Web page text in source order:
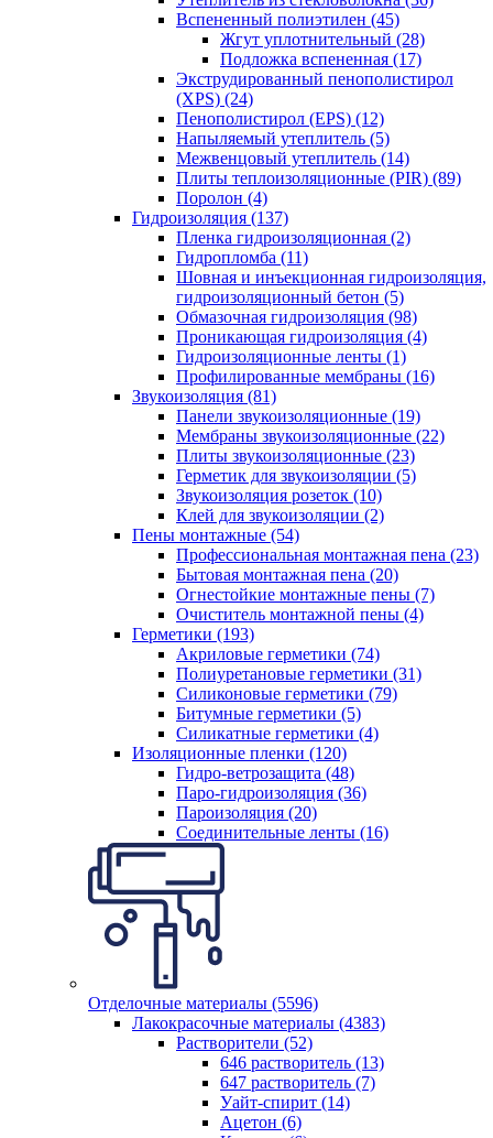
Вспененный полиэтилен (45)
Жгут уплотнительный (28)
Подложка вспененная (17)
Экструдированный пенополистирол
(XPS) (24)
Пенополистирол (EPS) (12)
Напыляемый утеплитель (5)
Межвенцовый утеплитель (14)
Плиты теплоизоляционные (PIR) (89)
Поролон (4)
Гидроизоляция (137)
Пленка гидроизоляционная (2)
Гидропломба (11)
Шовная и инъекционная гидроизоляция,
гидроизоляционный бетон (5)
Обмазочная гидроизоляция (98)
Проникающая гидроизоляция (4)
Гидроизоляционные ленты (1)
Профилированные мембраны (16)
Звукоизоляция (81)
Панели звукоизоляционные (19)
Мембраны звукоизоляционные (22)
Плиты звукоизоляционные (23)
Герметик для звукоизоляции (5)
Звукоизоляция розеток (10)
Клей для звукоизоляции (2)
Пены монтажные (54)
Профессиональная монтажная пена (23)
Бытовая монтажная пена (20)
Огнестойкие монтажные пены (7)
Очиститель монтажной пены (4)
Герметики (193)
Акриловые герметики (74)
Полиуретановые герметики (31)
Силиконовые герметики (79)
Битумные герметики (5)
Силикатные герметики (4)
Изоляционные пленки (120)
Гидро-ветрозащита (48)
Паро-гидроизоляция (36)
Пароизоляция (20)
Соединительные ленты (16)
Отделочные материалы (5596)
Лакокрасочные материалы (4383)
Растворители (52)
646 растворитель (13)
647 растворитель (7)
Уайт-спирит (14)
Ацетон (6)